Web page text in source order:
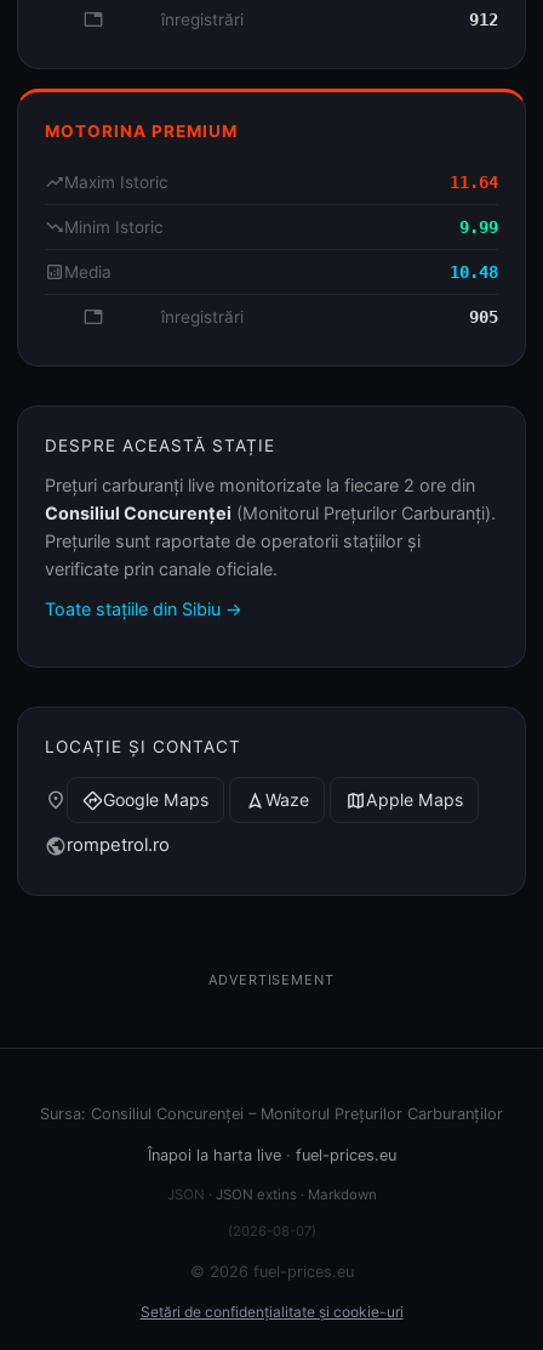
database înregistrări 912
MOTORINA PREMIUM
trending_upMaxim Istoric 11.64
trending_downMinim Istoric 9.99
analyticsMedia 10.48
database înregistrări 905
DESPRE ACEASTĂ STAȚIE
Prețuri carburanți live monitorizate la fiecare 2 ore din
Consiliul Concurenței (Monitorul Prețurilor Carburanți).
Prețurile sunt raportate de operatorii stațiilor și
verificate prin canale oficiale.
Toate stațiile din Sibiu →
LOCAȚIE ȘI CONTACT
place directionsGoogle Maps navigation Waze mapApple Maps
publicrompetrol.ro
ADVERTISEMENT
Sursa: Consiliul Concurenței – Monitorul Prețurilor Carburanților
Înapoi la harta live· fuel-prices.eu
JSON · JSON extins· Markdown
(2026-08-07)
© 2026 fuel-prices.eu
Setări de confidențialitate și cookie-uri